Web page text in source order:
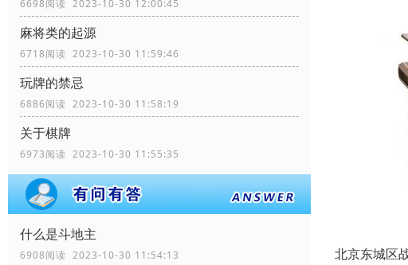
6698阅读 2023-10-30 12:00:45
麻将类的起源
6718阅读 2023-10-30 11:59:46
玩牌的禁忌
6886阅读 2023-10-30 11:58:19
关于棋牌
6973阅读 2023-10-30 11:55:35
什么是斗地主
6908阅读 2023-10-30 11:54:13 北京东城区